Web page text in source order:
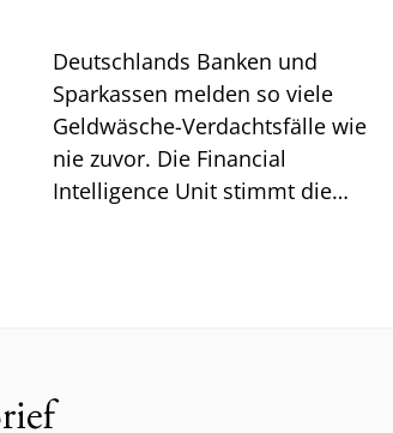
Deutschlands Banken und
Sparkassen melden so viele
Geldwäsche-Verdachtsfälle wie
nie zuvor. Die Financial
Intelligence Unit stimmt die